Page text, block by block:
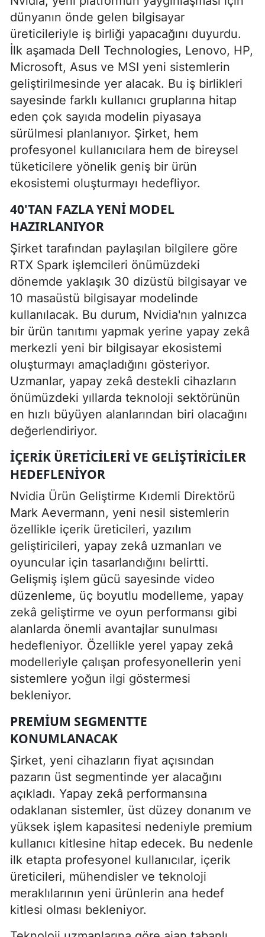
dünyanın önde gelen bilgisayar
üreticileriyle iş birliği yapacağını duyurdu.
İlk aşamada Dell Technologies, Lenovo, HP,
Microsoft, Asus ve MSI yeni sistemlerin
geliştirilmesinde yer alacak. Bu iş birlikleri
sayesinde farklı kullanıcı gruplarına hitap
eden çok sayıda modelin piyasaya
sürülmesi planlanıyor. Şirket, hem
profesyonel kullanıcılara hem de bireysel
tüketicilere yönelik geniş bir ürün
ekosistemi oluşturmayı hedefliyor.
40'TAN FAZLA YENI MODEL
HAZIRLANIYOR
Şirket tarafından paylaşılan bilgilere göre
RTX Spark işlemcileri önümüzdeki
dönemde yaklaşık 30 dizüstü bilgisayar ve
10 masaüstü bilgisayar modelinde
kullanılacak. Bu durum, Nvidia'nın yalnızca
bir ürün tanıtımı yapmak yerine yapay zekâ
merkezli yeni bir bilgisayar ekosistemi
oluşturmayı amaçladığını gösteriyor.
Uzmanlar, yapay zekâ destekli cihazların
önümüzdeki yıllarda teknoloji sektörünün
en hızlı büyüyen alanlarından biri olacağını
değerlendiriyor.
İÇERIK ÜRETICILERI VE GELIŞTIRICILER
HEDEFLENIYOR
Nvidia Ürün Geliştirme Kıdemli Direktörü
Mark Aevermann, yeni nesil sistemlerin
özellikle içerik üreticileri, yazılım
geliştiricileri, yapay zekâ uzmanları ve
oyuncular için tasarlandığını belirtti.
Gelişmiş işlem gücü sayesinde video
düzenleme, üç boyutlu modelleme, yapay
zekâ geliştirme ve oyun performansı gibi
alanlarda önemli avantajlar sunulması
hedefleniyor. Özellikle yerel yapay zekâ
modelleriyle çalışan profesyonellerin yeni
sistemlere yoğun ilgi göstermesi
bekleniyor.
PREMIUM SEGMENTTE
KONUMLANACAK
Şirket, yeni cihazların fiyat açısından
pazarın üst segmentinde yer alacağını
açıkladı. Yapay zekâ performansına
odaklanan sistemler, üst düzey donanım ve
yüksek işlem kapasitesi nedeniyle premium
kullanıcı kitlesine hitap edecek. Bu nedenle
ilk etapta profesyonel kullanıcılar, içerik
üreticileri, mühendisler ve teknoloji
meraklılarının yeni ürünlerin ana hedef
kitlesi olması bekleniyor.